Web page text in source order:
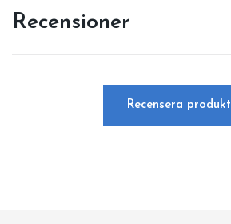
Recensioner
Recensera produkt